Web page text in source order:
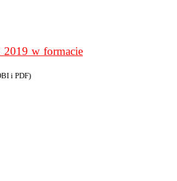
w formacie
i PDF)